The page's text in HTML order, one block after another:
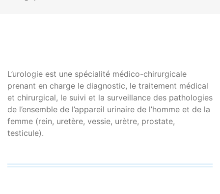
L’urologie est une spécialité médico-chirurgicale
prenant en charge le diagnostic, le traitement médical
et chirurgical, le suivi et la surveillance des pathologies
de l’ensemble de l’appareil urinaire de l’homme et de la
femme (rein, uretère, vessie, urètre, prostate,
testicule).